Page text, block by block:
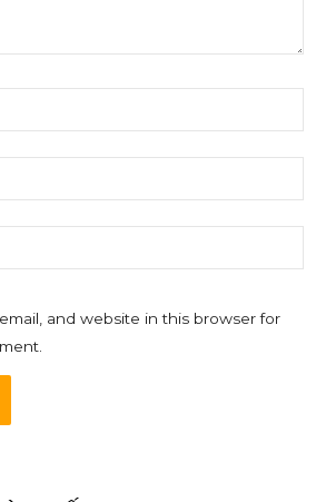
and website in this browser for